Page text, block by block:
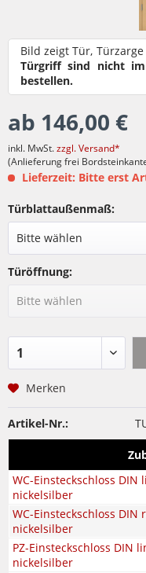
Bild zeigt Tür,
Türgriff sind nicht
bestellen.
ab 146,00 €
inkl. MwSt.zzgl. Versand*
(Anlieferung frei
Lieferzeit: Bitte erst
Türblattaußenmaß:
Türöffnung:
Merken
Artikel-Nr.:
WC-Einsteckschloss DIN
nickelsilber
WC-Einsteckschloss DIN
nickelsilber
PZ-Einsteckschloss DIN
nickelsilber